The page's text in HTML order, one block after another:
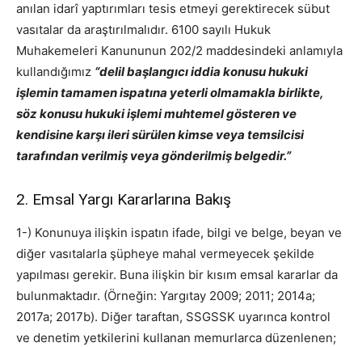
anılan idarî yaptırımları tesis etmeyi gerektirecek sübut
vasıtalar da araştırılmalıdır. 6100 sayılı Hukuk
Muhakemeleri Kanununun 202/2 maddesindeki anlamıyla
kullandığımız “delil başlangıcı iddia konusu hukuki
işlemin tamamen ispatına yeterli olmamakla birlikte,
söz konusu hukuki işlemi muhtemel gösteren ve
kendisine karşı ileri sürülen kimse veya temsilcisi
tarafından verilmiş veya gönderilmiş belgedir.”
2. Emsal Yargı Kararlarına Bakış
1-) Konunuya ilişkin ispatın ifade, bilgi ve belge, beyan ve
diğer vasıtalarla şüpheye mahal vermeyecek şekilde
yapılması gerekir. Buna ilişkin bir kısım emsal kararlar da
bulunmaktadır. (Örneğin: Yargıtay 2009; 2011; 2014a;
2017a; 2017b). Diğer taraftan, SSGSSK uyarınca kontrol
ve denetim yetkilerini kullanan memurlarca düzenlenen;